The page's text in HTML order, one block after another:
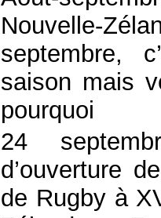
Nouvelle-
septembre,
saison mais
pourquoi
24
d’ouverture
de Rugby à